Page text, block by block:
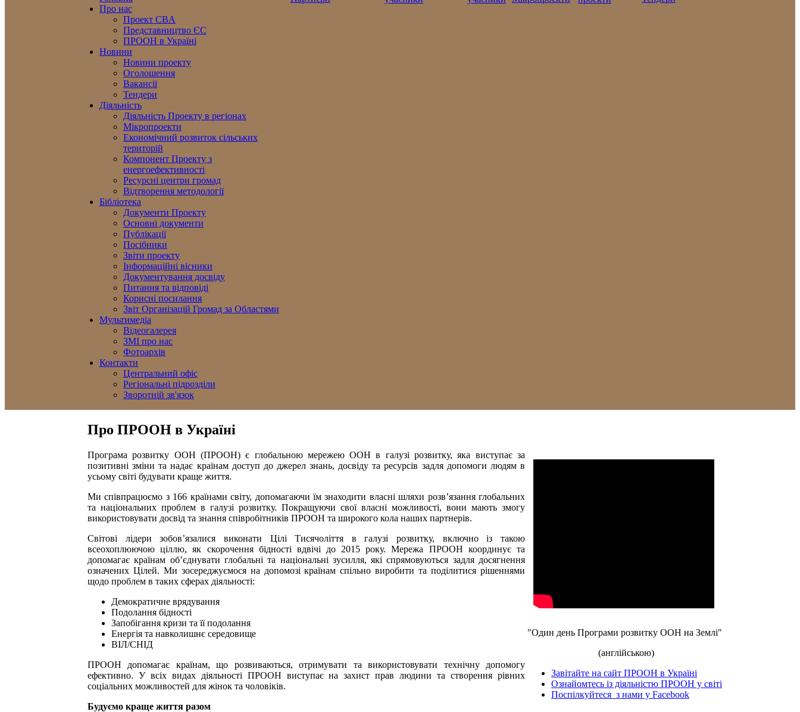
Про нас
Проект CBA
Представництво ЄС
ПРООН в Україні
Новини
Новини проекту
Оголошення
Вакансії
Тендери
Діяльність
Діяльність Проекту в регіонах
Мікропроекти
Економічний розвиток сільських
територій
Компонент Проекту з
енергоефективності
Ресурсні центри громад
Відтворення методології
Бібліотека
Документи Проекту
Основні документи
Публікації
Посібники
Звіти проекту
Інформаційні вісники
Документування досвіду
Питання та відповіді
Корисні посилання
Звіт Організацій Громад за Областями
Мультимедіа
Відеогалерея
ЗМІ про нас
Фотоархів
Контакти
Центральний офіс
Регіональні підрозділи
Зворотній зв'язок
Про ПРООН в Україні
"Один день Програми розвитку ООН на Землі"
(англійською)
Завітайте на сайт ПРООН в Україні
Ознайомтесь із діяльністю ПРООН у світі
Поспілкуйтеся з нами у Facebook
Програма розвитку ООН (ПРООН) є глобальною мережею ООН в галузі розвитку, яка виступає за
позитивні зміни та надає країнам доступ до джерел знань, досвіду та ресурсів задля допомоги людям в
усьому світі будувати краще життя.
Ми співпрацюємо з 166 країнами світу, допомагаючи їм знаходити власні шляхи розв’язання глобальних
та національних проблем в галузі розвитку. Покращуючи свої власні можливості, вони мають змогу
використовувати досвід та знання співробітників ПРООН та широкого кола наших партнерів.
Світові лідери зобов’язалися виконати Цілі Тисячоліття в галузі розвитку, включно із такою
всеохоплюючою ціллю, як скорочення бідності вдвічі до 2015 року. Мережа ПРООН координує та
допомагає країнам об’єднувати глобальні та національні зусилля, які спрямовуються задля досягнення
означених Цілей. Ми зосереджуємося на допомозі країнам спільно виробити та поділитися рішеннями
щодо проблем в таких сферах діяльності:
Демократичне врядування
Подолання бідності
Запобігання кризи та її подолання
Енергія та навколишнє середовище
ВІЛ/СНІД
ПРООН допомагає країнам, що розвиваються, отримувати та використовувати технічну допомогу
ефективно. У всіх видах діяльності ПРООН виступає на захист прав людини та створення рівних
соціальних можливостей для жінок та чоловіків.
Будуємо краще життя разом